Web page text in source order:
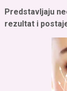
Predstavljaju
rezultat i